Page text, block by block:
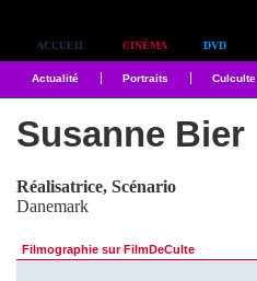
ACCUEIL CINÉMA DVD
Actualité Portraits Culculte
Susanne Bier
Réalisatrice, Scénario
Danemark
Filmographie sur FilmDeCulte